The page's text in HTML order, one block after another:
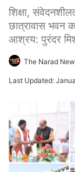
शिक्षा,
छात्रावास भवन
आश्रय: पुरंदर
The Narad
Last Updated: